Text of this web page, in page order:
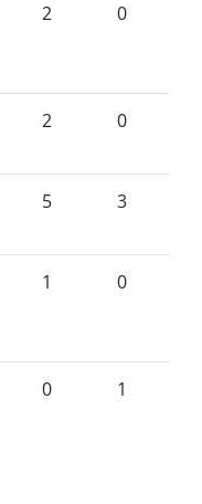
2 0
2 0
5 3
1 0
0 1